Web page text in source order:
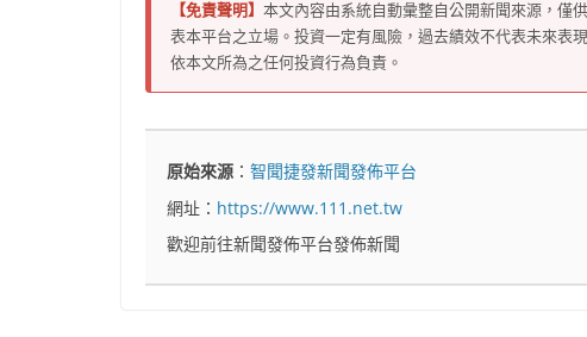
【免責聲明】 本文內容由系統自動彙整自公開新聞來源，僅
表本平台之立場。投資一定有風險，過去績效不代表未來表
依本文所為之任何投資行為負責。
原始來源 ：智聞捷發新聞發佈平台
網址： https://www.111.net.tw
歡迎前往新聞發佈平台發佈新聞